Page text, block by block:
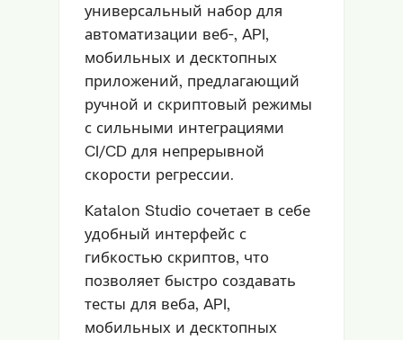
универсальный набор для
автоматизации веб-, API,
мобильных и десктопных
приложений, предлагающий
ручной и скриптовый режимы
с сильными интеграциями
CI/CD для непрерывной
скорости регрессии.
Katalon Studio сочетает в себе
удобный интерфейс с
гибкостью скриптов, что
позволяет быстро создавать
тесты для веба, API,
мобильных и десктопных